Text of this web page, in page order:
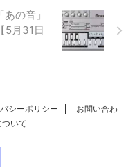
の音」
5月31日
シーポリシー
お問い合わ
いて